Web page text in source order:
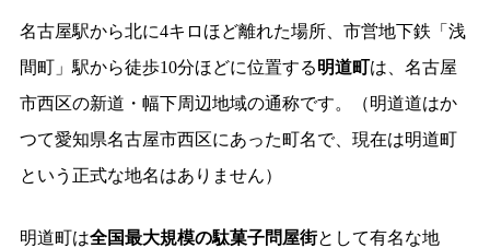
名古屋駅から北に4キロほど離れた場所、市営地下鉄「浅
間町」駅から徒歩10分ほどに位置する明道町は、名古屋
市西区の新道・幅下周辺地域の通称です。（明道道はか
つて愛知県名古屋市西区にあった町名で、現在は明道町
という正式な地名はありません）
明道町は全国最大規模の駄菓子問屋街として有名な地